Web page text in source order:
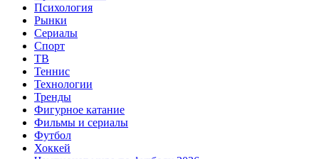
Психология
Рынки
Сериалы
Спорт
ТВ
Теннис
Технологии
Тренды
Фигурное катание
Фильмы и сериалы
Футбол
Хоккей